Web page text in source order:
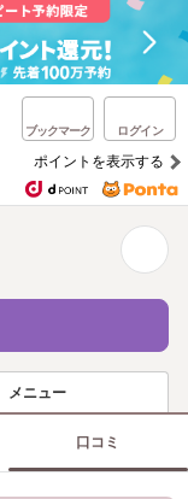
ブックマーク ログイン
ポイントを表示する
メニュー
口コミ